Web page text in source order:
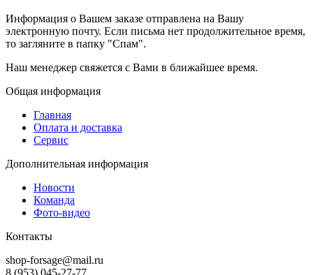
Информация о Вашем заказе отправлена на Вашу
электронную почту. Если письма нет продолжительное время,
то загляните в папку "Спам".
Наш менеджер свяжется с Вами в ближайшее время.
Общая информация
Главная
Оплата и доставка
Сервис
Дополнительная информация
Новости
Команда
Фото-видео
Контакты
shop-forsage@mail.ru
8 (953) 045-27-77